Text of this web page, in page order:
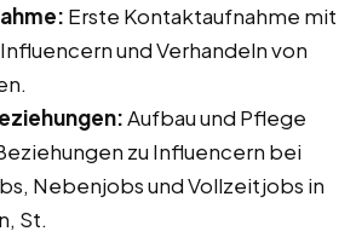
Erste Kontaktaufnahme mit
und Verhandeln von
Aufbau und Pflege
zu Influencern bei
Nebenjobs und Vollzeitjobs in
St.